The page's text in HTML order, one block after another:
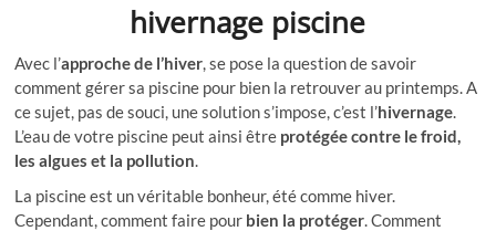
hivernage piscine
Avec l’approche de l’hiver, se pose la question de savoir
comment gérer sa piscine pour bien la retrouver au printemps. A
ce sujet, pas de souci, une solution s’impose, c’est l’hivernage.
L’eau de votre piscine peut ainsi être protégée contre le froid,
les algues et la pollution.
La piscine est un véritable bonheur, été comme hiver.
Cependant, comment faire pour bien la protéger. Comment